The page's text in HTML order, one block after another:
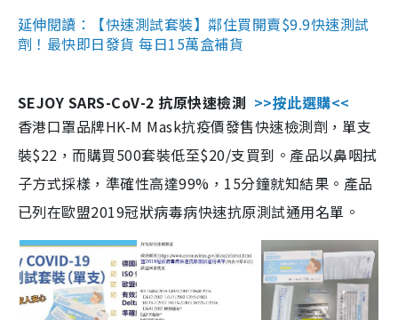
延伸閱讀：【快速測試套裝】鄰住買開賣$9.9快速測試
劑！最快即日發貨 每日15萬盒補貨
SEJOY SARS-CoV-2 抗原快速檢測 >>按此選購<<
香港口罩品牌HK-M Mask抗疫價發售快速檢測劑，單支
裝$22，而購買500套裝低至$20/支買到。產品以鼻咽拭
子方式採樣，準確性高達99%，15分鐘就知結果。產品
已列在歐盟2019冠狀病毒病快速抗原測試通用名單。